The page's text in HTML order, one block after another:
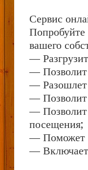
Сервис
вашего
—
— Позволит
— Разошлет
— Позволит
— Позволит
посещения;
— Поможет
— Включает